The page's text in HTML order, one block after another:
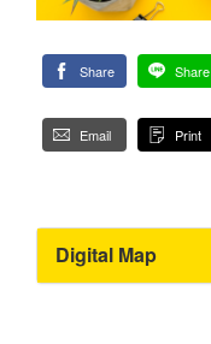
Share Share
Email Print
Digital Map